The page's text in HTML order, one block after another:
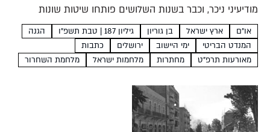
מודיעיני ניכר, וכבר בשנות השלושים פותחו שיטות שונות
להאזנה לאויב. מי היו הגיבורים העלומים שסייעו במאבק
החשאי ובאילו דרכים עשו זאת? משה ארנוולד אחת משיטות
הלוחמה...
או"ם ארץ ישראל בן גוריון גיליון 187 | טבת תשפ"ו
הגנה
המנדט הבריטי
ימי היישוב ירושלים
כתבות
מאורעות תרפ"ט
מחתרות מלחמות ישראל מלחמת השחרור